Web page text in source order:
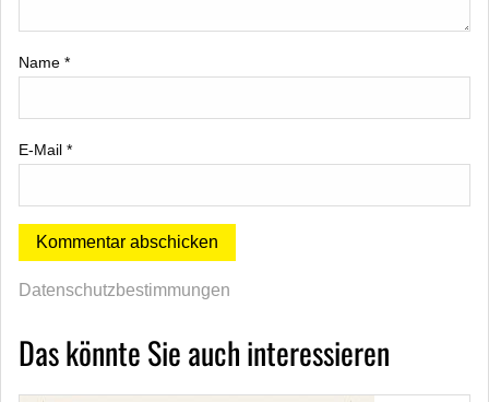
Name *
E-Mail *
Datenschutzbestimmungen
Das könnte Sie auch interessieren